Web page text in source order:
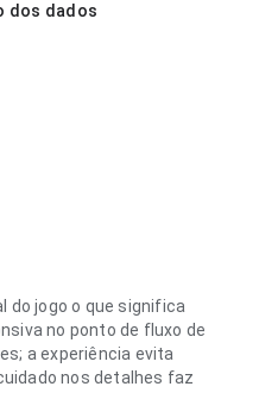
dos dados
do jogo o que significa
no ponto de fluxo de
a experiência evita
nos detalhes faz